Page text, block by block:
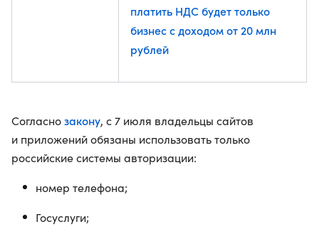
платить НДС будет только
бизнес с доходом от 20 млн
рублей
Согласнозакону, с 7 июля владельцы сайтов
и приложений обязаны использовать только
российские системы авторизации:
номер телефона;
Госуслуги;